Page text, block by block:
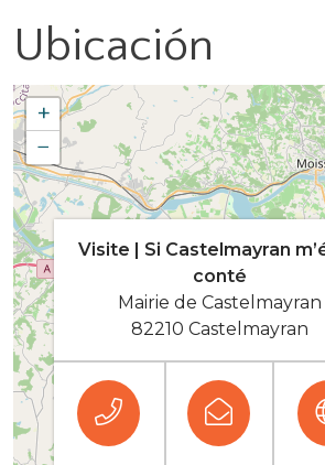
Ubicación
+
−
Visite | Si Castelmayran
conté
Mairie de Castelmayran
82210 Castelmayran